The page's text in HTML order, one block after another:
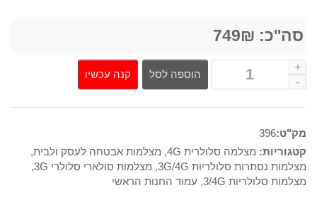
סה''כ: 749₪
הוספה לסל קנה עכשיו
מק"ט:396
קטגוריות: מצלמה סלולרית 4G , מצלמות אבטחה לעסק ולבית,
מצלמות נסתרות סלולריות 3G/4G
, מצלמות סולארי סלולרי 3G
,
מצלמות סלולריות 3/4G
, עמוד החנות הראשי